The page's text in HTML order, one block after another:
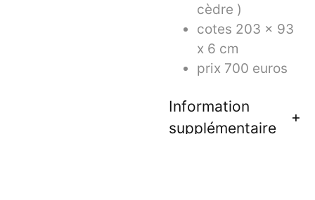
cèdre )
cotes 203 x 93
x 6 cm
prix 700 euros
Information
supplémentaire